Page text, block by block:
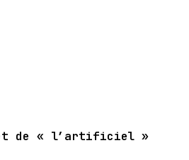
et de « l’artificiel »